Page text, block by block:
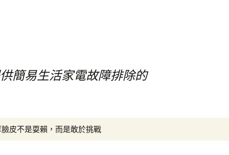
簡易生活家電故障排除的
皮不是耍賴，而是敢於挑戰